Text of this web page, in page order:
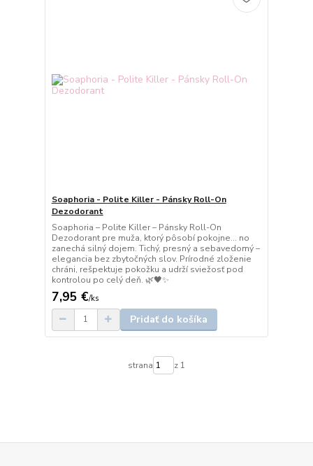
Soaphoria - Polite Killer - Pánsky Roll-On
Dezodorant
Soaphoria – Polite Killer – Pánsky Roll-On
Dezodorant pre muža, ktorý pôsobí pokojne… no
zanechá silný dojem. Tichý, presný a sebavedomý –
elegancia bez zbytočných slov. Prírodné zloženie
chráni, rešpektuje pokožku a udrží sviežosť pod
kontrolou po celý deň. 🌿🖤✨
7,95 €/ks
Pridať do košíka
strana z 1